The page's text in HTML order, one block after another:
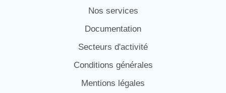
Nos services
Documentation
Secteurs d'activité
Conditions générales
Mentions légales